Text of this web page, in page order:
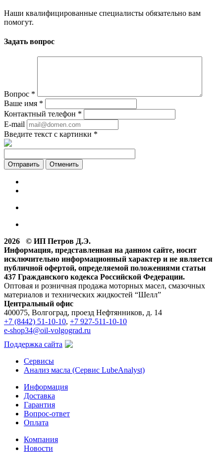
Наши квалифицированные специалисты обязательно вам
помогут.
Задать вопрос
Вопрос *
Ваше имя *
Контактный телефон *
E-mail
Введите текст с картинки *
Отменить
2026 © ИП Петров Д.Э.
Информация, представленная на данном сайте, носит
исключительно информационный характер и не является
публичной офертой, определяемой положениями статьи
437 Гражданского кодекса Российской Федерации.
Оптовая и розничная продажа моторных масел, смазочных
материалов и технических жидкостей “Шелл”
Центральный офис
400075, Волгоград, проезд Нефтянников, д. 14
+7 (8442) 51-10-10, +7 927-511-10-10
e-shop34@oil-volgograd.ru
Поддержка сайта
Сервисы
Анализ масла (Сервис LubeAnalyst)
Информация
Доставка
Гарантия
Вопрос-ответ
Оплата
Компания
Новости